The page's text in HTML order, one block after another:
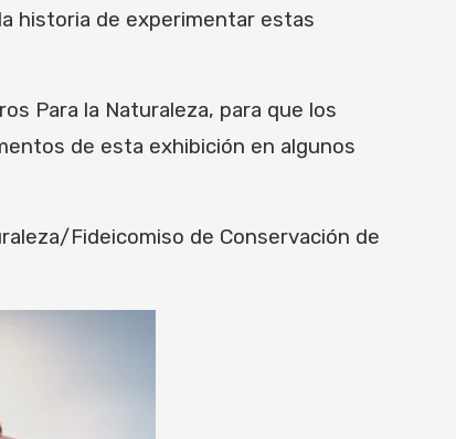
historia de experimentar estas
Para la Naturaleza, para que los
de esta exhibición en algunos
Fideicomiso de Conservación de